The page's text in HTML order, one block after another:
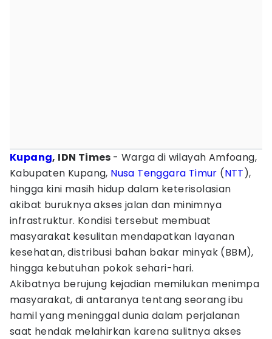
Kupang, IDN Times - Warga di wilayah Amfoang,
Kabupaten Kupang, Nusa Tenggara Timur (NTT),
hingga kini masih hidup dalam keterisolasian
akibat buruknya akses jalan dan minimnya
infrastruktur. Kondisi tersebut membuat
masyarakat kesulitan mendapatkan layanan
kesehatan, distribusi bahan bakar minyak (BBM),
hingga kebutuhan pokok sehari-hari.
Akibatnya berujung kejadian memilukan menimpa
masyarakat, di antaranya tentang seorang ibu
hamil yang meninggal dunia dalam perjalanan
saat hendak melahirkan karena sulitnya akses